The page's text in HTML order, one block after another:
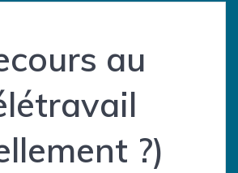
au
?)